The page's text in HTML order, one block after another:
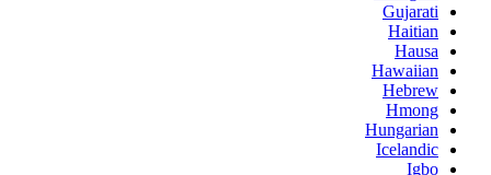
Gujarati
Haitian
Hausa
Hawaiian
Hebrew
Hmong
Hungarian
Icelandic
Igbo